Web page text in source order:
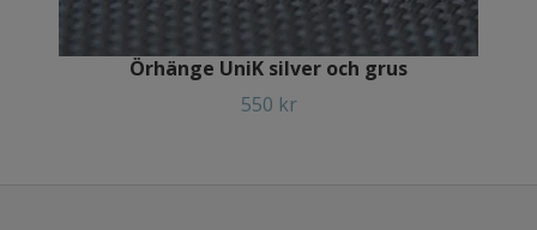
Örhänge UniK silver och grus
550 kr